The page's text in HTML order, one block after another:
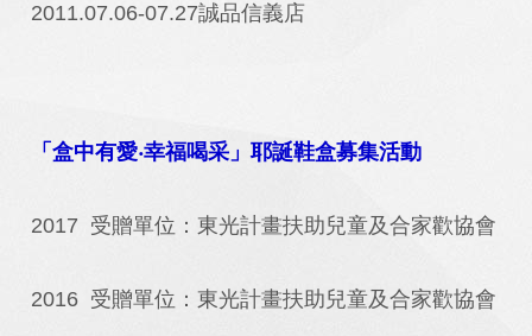
2011.07.06-07.27誠品信義店
「盒中有愛‧幸福喝采」耶誕鞋盒募集活動
2017 受贈單位：東光計畫扶助兒童及合家歡協會
2016 受贈單位：東光計畫扶助兒童及合家歡協會